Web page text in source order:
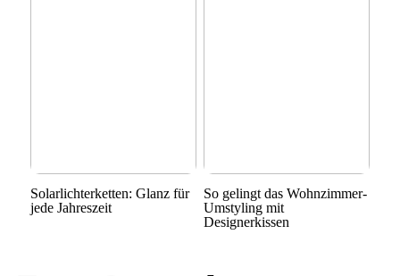
Solarlichterketten: Glanz für
jede Jahreszeit
So gelingt das Wohnzimmer-
Umstyling mit
Designerkissen